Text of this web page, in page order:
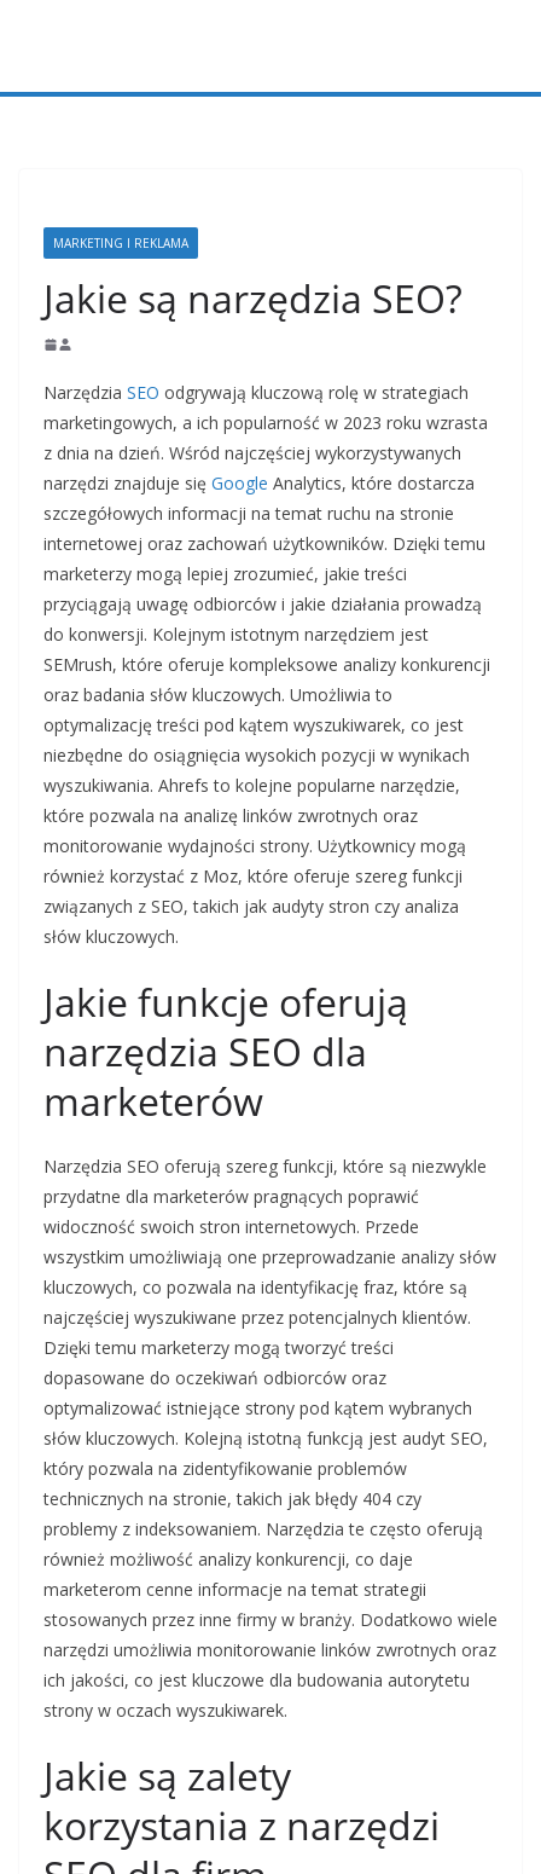
MARKETING I REKLAMA
Jakie są narzędzia SEO?
Narzędzia SEO odgrywają kluczową rolę w strategiach
marketingowych, a ich popularność w 2023 roku wzrasta
z dnia na dzień. Wśród najczęściej wykorzystywanych
narzędzi znajduje się Google Analytics, które dostarcza
szczegółowych informacji na temat ruchu na stronie
internetowej oraz zachowań użytkowników. Dzięki temu
marketerzy mogą lepiej zrozumieć, jakie treści
przyciągają uwagę odbiorców i jakie działania prowadzą
do konwersji. Kolejnym istotnym narzędziem jest
SEMrush, które oferuje kompleksowe analizy konkurencji
oraz badania słów kluczowych. Umożliwia to
optymalizację treści pod kątem wyszukiwarek, co jest
niezbędne do osiągnięcia wysokich pozycji w wynikach
wyszukiwania. Ahrefs to kolejne popularne narzędzie,
które pozwala na analizę linków zwrotnych oraz
monitorowanie wydajności strony. Użytkownicy mogą
również korzystać z Moz, które oferuje szereg funkcji
związanych z SEO, takich jak audyty stron czy analiza
słów kluczowych.
Jakie funkcje oferują
narzędzia SEO dla
marketerów
Narzędzia SEO oferują szereg funkcji, które są niezwykle
przydatne dla marketerów pragnących poprawić
widoczność swoich stron internetowych. Przede
wszystkim umożliwiają one przeprowadzanie analizy słów
kluczowych, co pozwala na identyfikację fraz, które są
najczęściej wyszukiwane przez potencjalnych klientów.
Dzięki temu marketerzy mogą tworzyć treści
dopasowane do oczekiwań odbiorców oraz
optymalizować istniejące strony pod kątem wybranych
słów kluczowych. Kolejną istotną funkcją jest audyt SEO,
który pozwala na zidentyfikowanie problemów
technicznych na stronie, takich jak błędy 404 czy
problemy z indeksowaniem. Narzędzia te często oferują
również możliwość analizy konkurencji, co daje
marketerom cenne informacje na temat strategii
stosowanych przez inne firmy w branży. Dodatkowo wiele
narzędzi umożliwia monitorowanie linków zwrotnych oraz
ich jakości, co jest kluczowe dla budowania autorytetu
strony w oczach wyszukiwarek.
Jakie są zalety
korzystania z narzędzi